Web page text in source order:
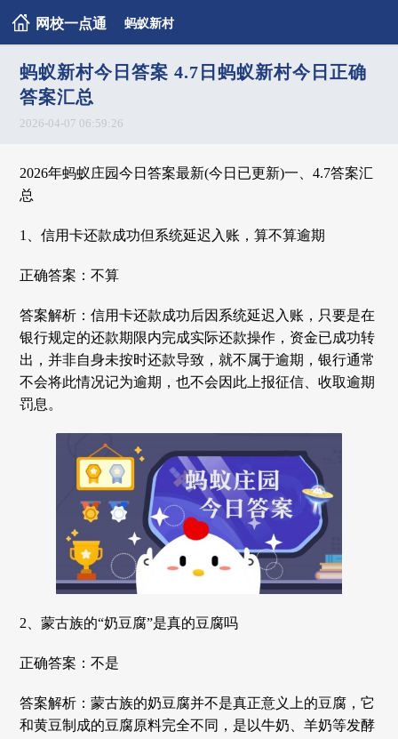
网校一点通 蚂蚁新村
蚂蚁新村今日答案 4.7日蚂蚁新村今日正确
答案汇总
2026-04-07 06:59:26
2026年蚂蚁庄园今日答案最新(今日已更新)一、4.7答案汇
总
1、信用卡还款成功但系统延迟入账，算不算逾期
正确答案：不算
答案解析：信用卡还款成功后因系统延迟入账，只要是在
银行规定的还款期限内完成实际还款操作，资金已成功转
出，并非自身未按时还款导致，就不属于逾期，银行通常
不会将此情况记为逾期，也不会因此上报征信、收取逾期
罚息。
2、蒙古族的“奶豆腐”是真的豆腐吗
正确答案：不是
答案解析：蒙古族的奶豆腐并不是真正意义上的豆腐，它
和黄豆制成的豆腐原料完全不同，是以牛奶、羊奶等发酵